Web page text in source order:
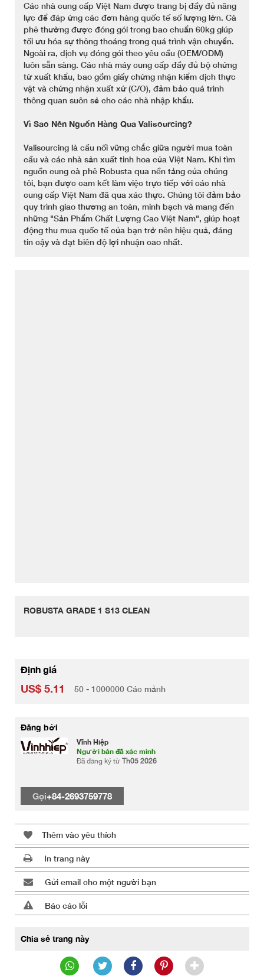
Các nhà cung cấp Việt Nam được trang bị đầy đủ năng
lực để đáp ứng các đơn hàng quốc tế số lượng lớn. Cà
phê thường được đóng gói trong bao chuẩn 60kg giúp
tối ưu hóa sự thông thoáng trong quá trình vận chuyển.
Ngoài ra, dịch vụ đóng gói theo yêu cầu (OEM/ODM)
luôn sẵn sàng. Các nhà máy cung cấp đầy đủ bộ chứng
từ xuất khẩu, bao gồm giấy chứng nhận kiểm dịch thực
vật và chứng nhận xuất xứ (C/O), đảm bảo quá trình
thông quan suôn sẻ cho các nhà nhập khẩu.
Vì Sao Nên Nguồn Hàng Qua Valisourcing?
Valisourcing là cầu nối vững chắc giữa người mua toàn
cầu và các nhà sản xuất tinh hoa của Việt Nam. Khi tìm
nguồn cung cà phê Robusta qua nền tảng của chúng
tôi, bạn được cam kết làm việc trực tiếp với các nhà
cung cấp Việt Nam đã qua xác thực. Chúng tôi đảm bảo
quy trình giao thương an toàn, minh bạch và mang đến
những "Sản Phẩm Chất Lượng Cao Việt Nam", giúp hoạt
động thu mua quốc tế của bạn trở nên hiệu quả, đáng
tin cậy và đạt biên độ lợi nhuận cao nhất.
ROBUSTA GRADE 1 S13 CLEAN
Định giá
US$ 5.11 50 - 1000000 Các mảnh
Đăng bởi
Vĩnh Hiệp
Người bán đã xác minh
Đã đăng ký từ Th05 2026
Gọi+84-2693759778
Thêm vào yêu thích
In trang này
Gửi email cho một người bạn
Báo cáo lỗi
Chia sẻ trang này